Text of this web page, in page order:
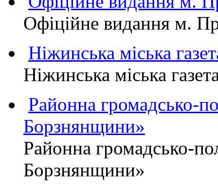
Офіційне видання м.
Ніжинська міська
Ніжинська міська
Районна громадсько-
Борзнянщини»
Районна громадсько-
Борзнянщини»